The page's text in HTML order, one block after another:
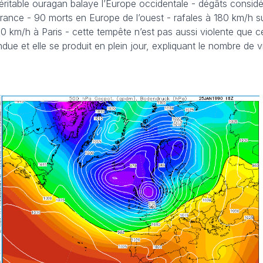
ouragan balaye l’Europe occidentale - dégâts
- 90 morts en Europe de l’ouest - rafales à 180 km/h
km/h à Paris - cette tempête n’est pas aussi violente que
et elle se produit en plein jour, expliquant le nombre de